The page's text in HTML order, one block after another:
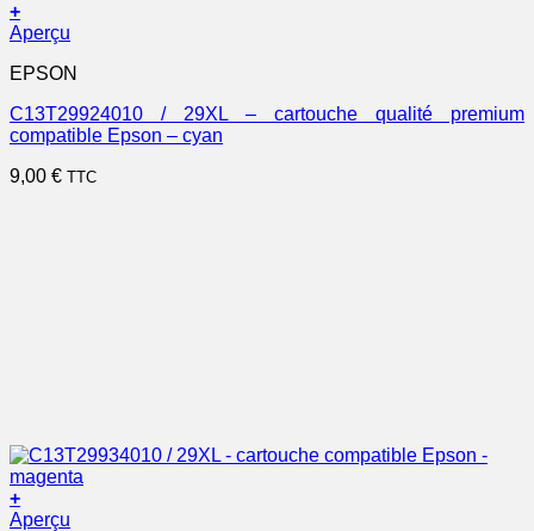
+
Aperçu
EPSON
C13T29924010 / 29XL – cartouche qualité premium
compatible Epson – cyan
9,00 € TTC
+
Aperçu